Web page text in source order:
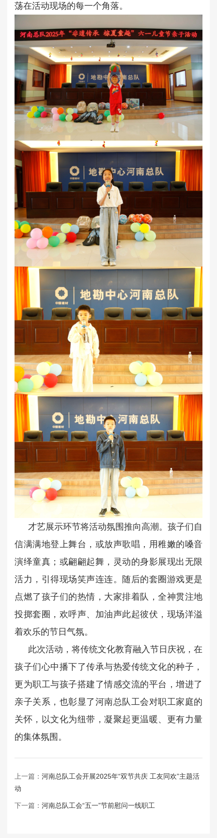
荡在活动现场的每一个角落。
才艺展示环节将活动氛围推向高潮。孩子们自
信满满地登上舞台，或放声歌唱，用稚嫩的嗓音
演绎童真；或翩翩起舞，灵动的身影展现出无限
活力，引得现场笑声连连。随后的套圈游戏更是
点燃了孩子们的热情，大家排着队，全神贯注地
投掷套圈，欢呼声、加油声此起彼伏，现场洋溢
着欢乐的节日气氛。
此次活动，将传统文化教育融入节日庆祝，在
孩子们心中播下了传承与热爱传统文化的种子，
更为职工与孩子搭建了情感交流的平台，增进了
亲子关系，也彰显了河南总队工会对职工家庭的
关怀，以文化为纽带，凝聚起更温暖、更有力量
的集体氛围。
上一篇： 河南总队工会开展2025年“双节共庆 工友同欢”主题活
动
下一篇： 河南总队工会“五一”节前慰问一线职工